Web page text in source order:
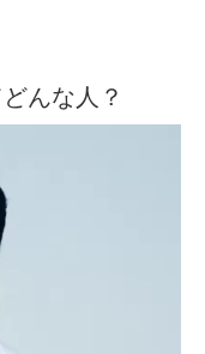
んな人？